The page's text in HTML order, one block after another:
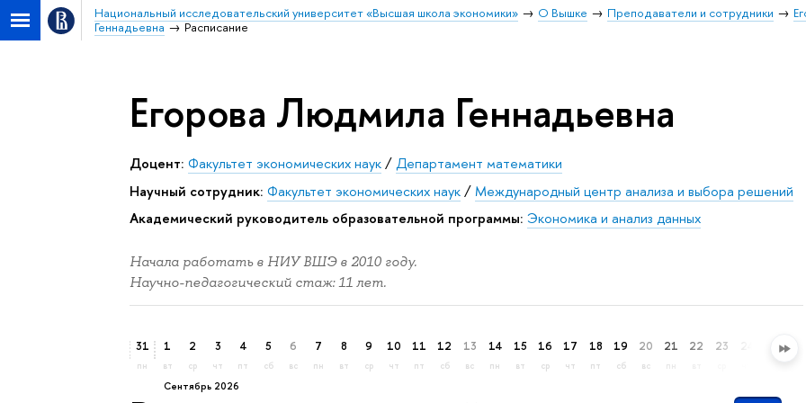
Национальный исследовательский университет «Высшая школа экономики» О Вышке Преподаватели и сотрудники
Геннадьевна
Расписание
Егорова Людмила Геннадьевна
Доцент: Факультет экономических наук/Департамент математики
Научный сотрудник: Факультет экономических наук/Международный центр анализа и выбора решений
Академический руководитель образовательной программы: Экономика и анализ данных
Начала работать в НИУ ВШЭ в 2010 году.
Научно-педагогический стаж: 11 лет.
31
пн
сентябрь 2026
1
вт
2
ср
3
чт
4
пт
5
сб
6
вс
7
пн
8
вт
9
ср
10
чт
11
пт
12
сб
13
вс
14
пн
15
вт
16
ср
17
чт
18
пт
19
сб
20
вс
21
пн
22 23 26